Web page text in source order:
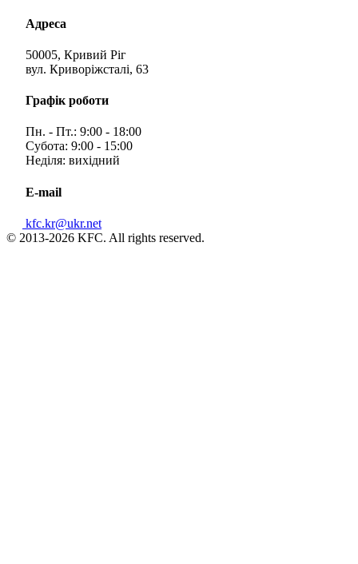
Адреса
50005, Кривий Ріг
вул. Криворіжсталі, 63
Графік роботи
Пн. - Пт.: 9:00 - 18:00
Субота: 9:00 - 15:00
Неділя: вихідний
E-mail
kfc.kr@ukr.net
© 2013-2026 KFC. All rights reserved.